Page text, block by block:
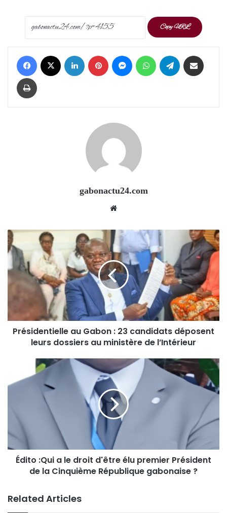
Copy URL
Facebook LinkedIn Pinterest Messenger WhatsApp Telegram
Print
gabonactu24.com
Présidentielle au Gabon : 23 candidats déposent
leurs dossiers au ministère de l’Intérieur
Édito :Qui a le droit d'être élu premier Président
de la Cinquième République gabonaise ?
Related Articles